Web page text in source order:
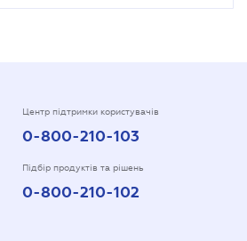
Центр підтримки користувачів
0-800-210-103
Підбір продуктів та рішень
0-800-210-102